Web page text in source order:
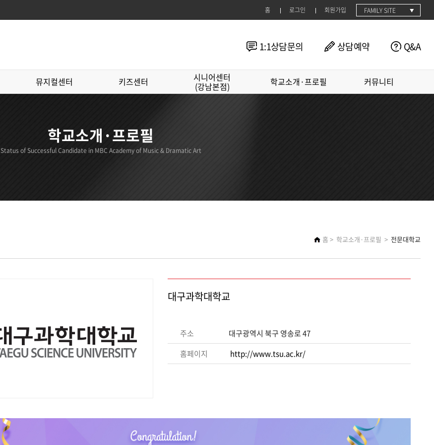
홈 로그인 회원가입 FAMILY SITE
1:1상담문의 상담예약 Q&A
뮤지컬센터 키즈센터 시니어센터
(강남본점) 학교소개·프로필 커뮤니티
학교소개·프로필
Status of Successful Candidate in MBC Academy of Music & Dramatic Art
홈 학교소개·프로필 전문대학교
대구과학대학교
주소
대구광역시 북구 영송로 47
홈페이지
http://www.tsu.ac.kr/